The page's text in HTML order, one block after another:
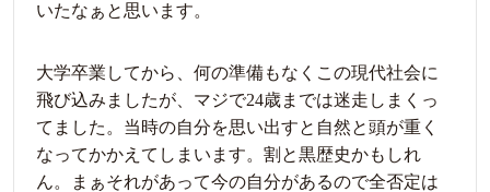
いたなぁと思います。
大学卒業してから、何の準備もなくこの現代社会に
飛び込みましたが、マジで24歳までは迷走しまくっ
てました。当時の自分を思い出すと自然と頭が重く
なってかかえてしまいます。割と黒歴史かもしれ
ん。まぁそれがあって今の自分があるので全否定は